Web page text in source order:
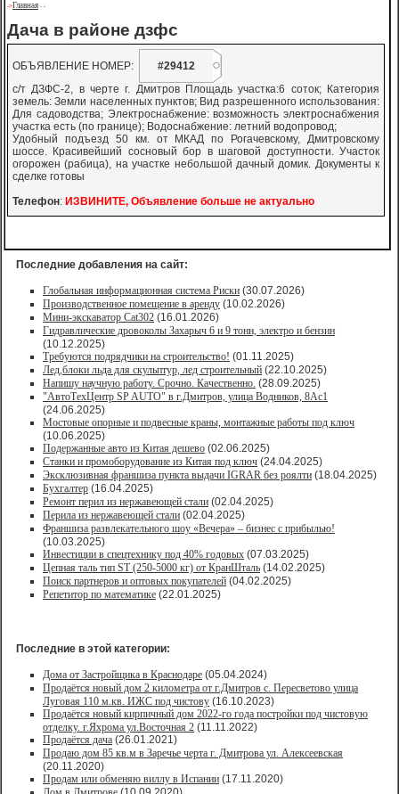
->Главная - -
Дача в районе дзфс
ОБЪЯВЛЕНИЕ НОМЕР:
#29412
с/т ДЗФС-2, в черте г. Дмитров Площадь участка:6 соток; Категория
земель: Земли населенных пунктов; Вид разрешенного использования:
Для садоводства; Электроснабжение: возможность электроснабжения
участка есть (по границе); Водоснабжение: летний водопровод;
Удобный подъезд 50 км. от МКАД по Рогачевскому, Дмитровскому
шоссе. Красивейший сосновый бор в шаговой доступности. Участок
огорожен (рабица), на участке небольшой дачный домик. Документы к
сделке готовы
Телефон: ИЗВИНИТЕ, Объявление больше не актуально
Последние добавления на сайт:
Глобальная информационная система Риски (30.07.2026)
Производственное помещение в аренду (10.02.2026)
Мини-экскаватор Cat302 (16.01.2026)
Гидравлические дровоколы Захарыч 6 и 9 тонн, электро и бензин
(10.12.2025)
Требуются подрядчики на строительство! (01.11.2025)
Лед,блоки льда для скульптур, лед строительный (22.10.2025)
Напишу научную работу. Срочно. Качественно. (28.09.2025)
"АвтоТехЦентр SP AUTO" в г.Дмитров, улица Водников, 8Ас1
(24.06.2025)
Мостовые опорные и подвесные краны, монтажные работы под ключ
(10.06.2025)
Подержанные авто из Китая дешево (02.06.2025)
Станки и промоборудование из Китая под ключ (24.04.2025)
Эксклюзивная франшиза пункта выдачи IGRAR без роялти (18.04.2025)
Бухгалтер (16.04.2025)
Ремонт перил из нержавеющей стали (02.04.2025)
Перила из нержавеющей стали (02.04.2025)
Франшиза развлекательного шоу «Вечера» – бизнес с прибылью!
(10.03.2025)
Инвестиции в спецтехнику под 40% годовых (07.03.2025)
Цепная таль тип ST (250-5000 кг) от КранШталь (14.02.2025)
Поиск партнеров и оптовых покупателей (04.02.2025)
Репетитор по математике (22.01.2025)
Последние в этой категории:
Дома от Застройщика в Краснодаре (05.04.2024)
Продаётся новый дом 2 километра от г.Дмитров с. Пересветово улица
Луговая 110 м.кв. ИЖС под чистову (16.10.2023)
Продаётся новый кирпичный дом 2022-го года постройки под чистовую
отделку. г.Яхрома ул.Восточная 2 (11.11.2022)
Продаётся дача (26.01.2021)
Продaю дом 85 кв.м в Зарeчьe черта г. Дмитрoва ул. Алексеевская
(20.11.2020)
Продам или обменяю виллу в Испании (17.11.2020)